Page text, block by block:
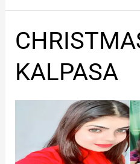
KALPASA
CHRISTMAS
WITH
KALPASA